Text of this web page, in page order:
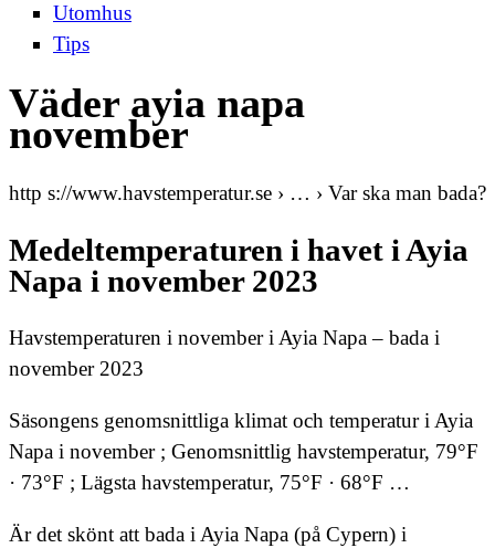
Utomhus
Tips
Väder ayia napa
november
http s://www.havstemperatur.se › … › Var ska man bada?
Medeltemperaturen i havet i Ayia
Napa i november 2023
Havstemperaturen i november i Ayia Napa – bada i
november 2023
Säsongens genomsnittliga klimat och temperatur i Ayia
Napa i november ; Genomsnittlig havstemperatur, 79°F
· 73°F ; Lägsta havstemperatur, 75°F · 68°F …
Är det skönt att bada i Ayia Napa (på Cypern) i